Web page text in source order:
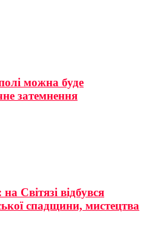
можна буде
затемнення
Світязі відбувся
спадщини, мистецтва